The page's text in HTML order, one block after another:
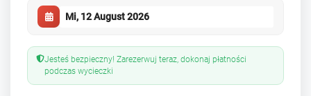
Jesteś bezpieczny! Zarezerwuj teraz, dokonaj płatności
podczas wycieczki